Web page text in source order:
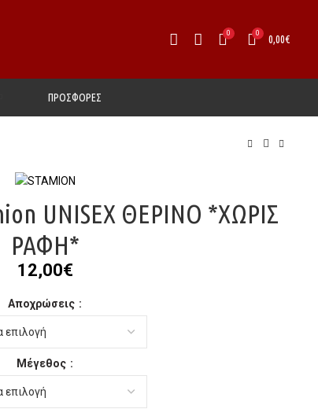
0 0 0,00€
ΠΡΟΣΦΟΡΕΣ
UNISEX ΘΕΡΙΝΟ *ΧΩΡΙΣ
ΡΑΦΗ*
12,00€
Αποχρώσεις
Μέγεθος